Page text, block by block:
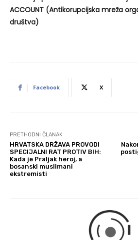
ACCOUNT (Antikorupcijska mreža
društva)
Facebook X
PRETHODNI ČLANAK
HRVATSKA DRŽAVA PROVODI
SPECIJALNI RAT PROTIV BIH:
Kada je Praljak heroj, a
bosanski muslimani
ekstremisti